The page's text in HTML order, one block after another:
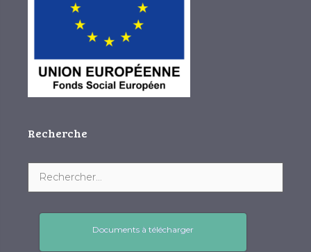
Recherche
Documents à télécharger